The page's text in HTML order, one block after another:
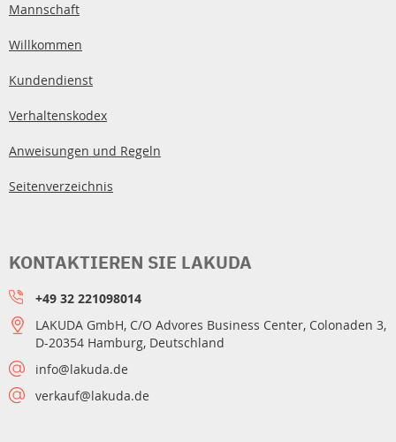
Mannschaft
Willkommen
Kundendienst
Verhaltenskodex
Anweisungen und Regeln
Seitenverzeichnis
KONTAKTIEREN SIE LAKUDA
+49 32 221098014
LAKUDA GmbH, C/O Advores Business Center, Colonaden 3,
D-20354 Hamburg, Deutschland
info@lakuda.de
verkauf@lakuda.de